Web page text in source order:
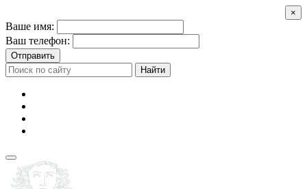
×
Ваше имя:
Ваш телефон:
Отправить
Найти